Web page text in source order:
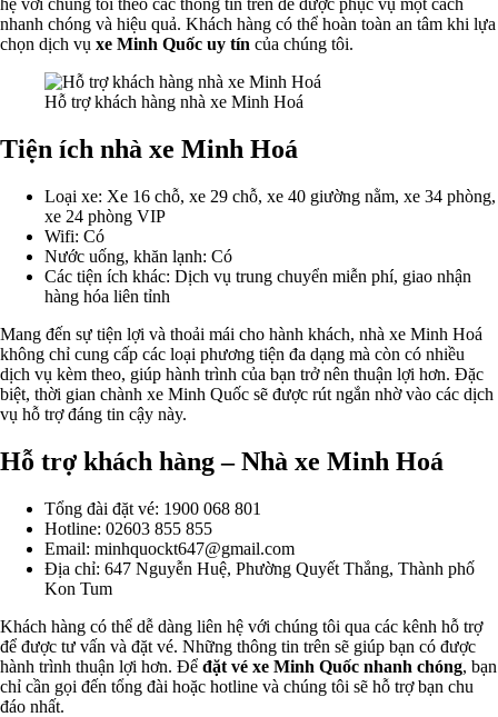
hệ với chúng tôi theo các thông tin trên để được phục vụ một cách
nhanh chóng và hiệu quả. Khách hàng có thể hoàn toàn an tâm khi lựa
chọn dịch vụ xe Minh Quốc uy tín của chúng tôi.
Hỗ trợ khách hàng nhà xe Minh Hoá
Tiện ích nhà xe Minh Hoá
Loại xe: Xe 16 chỗ, xe 29 chỗ, xe 40 giường nằm, xe 34 phòng,
xe 24 phòng VIP
Wifi: Có
Nước uống, khăn lạnh: Có
Các tiện ích khác: Dịch vụ trung chuyển miễn phí, giao nhận
hàng hóa liên tỉnh
Mang đến sự tiện lợi và thoải mái cho hành khách, nhà xe Minh Hoá
không chỉ cung cấp các loại phương tiện đa dạng mà còn có nhiều
dịch vụ kèm theo, giúp hành trình của bạn trở nên thuận lợi hơn. Đặc
biệt, thời gian chành xe Minh Quốc sẽ được rút ngắn nhờ vào các dịch
vụ hỗ trợ đáng tin cậy này.
Hỗ trợ khách hàng – Nhà xe Minh Hoá
Tổng đài đặt vé: 1900 068 801
Hotline: 02603 855 855
Email: minhquockt647@gmail.com
Địa chỉ: 647 Nguyễn Huệ, Phường Quyết Thắng, Thành phố
Kon Tum
Khách hàng có thể dễ dàng liên hệ với chúng tôi qua các kênh hỗ trợ
để được tư vấn và đặt vé. Những thông tin trên sẽ giúp bạn có được
hành trình thuận lợi hơn. Để đặt vé xe Minh Quốc nhanh chóng, bạn
chỉ cần gọi đến tổng đài hoặc hotline và chúng tôi sẽ hỗ trợ bạn chu
đáo nhất.